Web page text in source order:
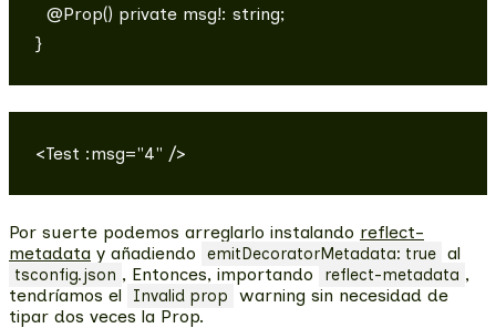
  @Prop() private msg!: string;
Por suerte podemos arreglarlo instalando reflect-
metadata y añadiendo emitDecoratorMetadata: true al
tsconfig.json , Entonces, importando reflect-metadata ,
tendríamos el
Invalid prop
warning sin necesidad de
tipar dos veces la Prop.